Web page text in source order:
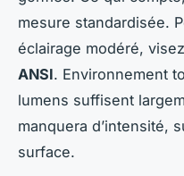
mesure standardisée.
éclairage modéré,
ANSI. Environnement
lumens suffisent
manquera d’intensité,
surface.